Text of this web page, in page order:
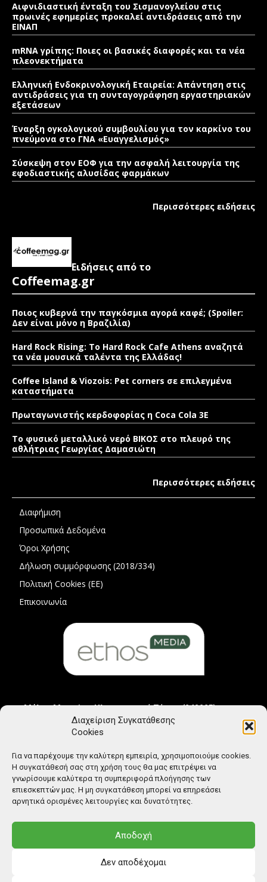
Διαχείριση Συγκατάθεσης
Cookies
Για να παρέχουμε την καλύτερη εμπειρία, χρησιμοποιούμε cookies.
Η συγκατάθεσή σας στη χρήση τους θα μας επιτρέψει να
γνωρίσουμε καλύτερα τη συμπεριφορά πλοήγησης των
επιεσκεπτών μας. Η μη συγκατάθεση μπορεί να επηρεάσει
αρνητικά ορισμένες λειτουργίες και δυνατότητες.
Αποδοχή
Δεν αποδέχομαι
Αιφνιδιαστική ένταξη του Σισμανογλείου στις
πρωινές εφημερίες προκαλεί αντιδράσεις από την
ΕΙΝΑΠ
mRNA γρίπης: Ποιες οι βασικές διαφορές και τα νέα
πλεονεκτήματα
Ελληνική Ενδοκρινολογική Εταιρεία: Απάντηση στις
αντιδράσεις για τη συνταγογράφηση εργαστηριακών
εξετάσεων
Έναρξη ογκολογικού συμβουλίου για τον καρκίνο του
πνεύμονα στο ΓΝΑ «Ευαγγελισμός»
Σύσκεψη στον ΕΟΦ για την ασφαλή λειτουργία της
εφοδιαστικής αλυσίδας φαρμάκων
Περισσότερες ειδήσεις
Ειδήσεις από το
Coffeemag.gr
Ποιος κυβερνά την παγκόσμια αγορά καφέ; (Spoiler:
Δεν είναι μόνο η Βραζιλία)
Hard Rock Rising: Το Hard Rock Cafe Athens αναζητά
τα νέα μουσικά ταλέντα της Ελλάδας!
Coffee Island & Viozois: Pet corners σε επιλεγμένα
καταστήματα
Πρωταγωνιστής κερδοφορίας η Coca Cola 3E
Το φυσικό μεταλλικό νερό ΒΙΚΟΣ στο πλευρό της
αθλήτριας Γεωργίας Δαμασιώτη
Περισσότερες ειδήσεις
Διαφήμιση
Προσωπικά Δεδομένα
Όροι Χρήσης
Δήλωση συμμόρφωσης (2018/334)
Πολιτική Cookies (ΕΕ)
Επικοινωνία
Μέλος Μητρώου Ηλεκτρονικού Τύπου (242225)